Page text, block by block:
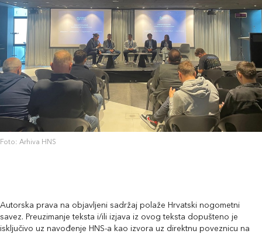
Foto: Arhiva HNS
Autorska prava na objavljeni sadržaj polaže Hrvatski nogometni
savez. Preuzimanje teksta i/ili izjava iz ovog teksta dopušteno je
isključivo uz navođenje HNS-a kao izvora uz direktnu poveznicu na